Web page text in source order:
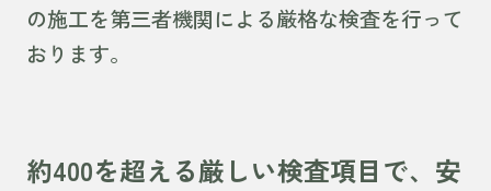
の施工を第三者機関による厳格な検査を行って
おります。
約400を超える厳しい検査項目で、安